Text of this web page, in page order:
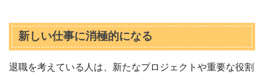
新しい仕事に消極的になる
退職を考えている人は、新たなプロジェクトや重要な役割